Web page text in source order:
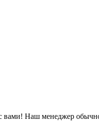
вами! Наш менеджер